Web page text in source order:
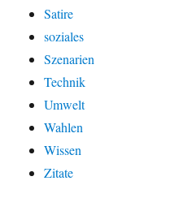
Satire
soziales
Szenarien
Technik
Umwelt
Wahlen
Wissen
Zitate